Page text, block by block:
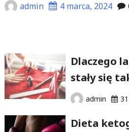
admin 4 marca, 2024
Dlaczego
stały się
admin
Dieta